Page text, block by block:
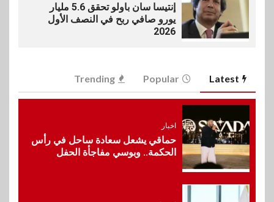
إنتيسا سان باولو تحقق 5.6 مليار
يورو صافي ربح في النصف الأول
2026
غرفة القاهرة تنظم ندوة إلكترونية
لدعم الصادرات وتحقيق
7
بنوك
Latest
Popular
Trending
اخبار
حماقي يشعل سعادة ساحل في رأس
الحكمة.. وبوسي مفاجأة الحفل